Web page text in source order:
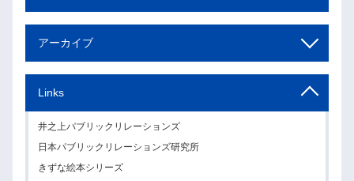
アーカイブ
Links
井之上パブリックリレーションズ
日本パブリックリレーションズ研究所
きずな絵本シリーズ